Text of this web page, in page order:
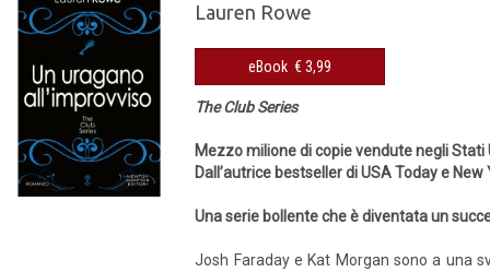
Lauren Rowe
eBook € 3,99
The Club Series
Mezzo milione di copie vendute negli Stati
Dall’autrice bestseller di USA Today e
Una serie bollente che è diventata un
Josh Faraday e Kat Morgan sono a una